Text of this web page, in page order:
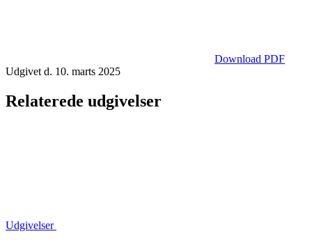
Download PDF
Udgivet d. 10. marts 2025
Relaterede udgivelser
Udgivelser